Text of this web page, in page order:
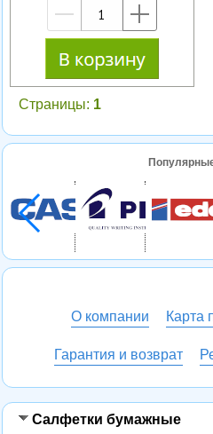
Салфетки бумажные
—
Страницы: 1
О компании Карта
Гарантия и возврат